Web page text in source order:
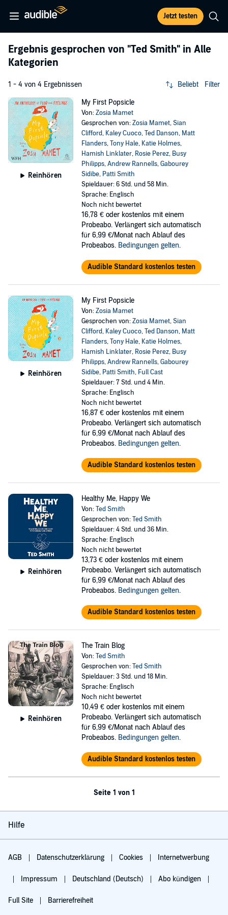
Jetzt testen
Ergebnis gesprochen von "Ted Smith" in Alle
Kategorien
1 - 4 von 4 Ergebnissen Beliebt Filter
Reinhören
My First Popsicle
Von:Zosia Mamet
Gesprochen von:Zosia Mamet,Sian
Clifford, Kaley Cuoco,Ted Danson, Matt
Flanders,Tony Hale, Katie Holmes,
Hamish Linklater, Rosie Perez, Busy
Philipps,Andrew Rannells,Gabourey
Sidibe, Patti Smith
Spieldauer: 6 Std. und 58 Min.
Sprache: Englisch
Noch nicht bewertet
16,78 € oder kostenlos mit einem
Probeabo. Verlängert sich automatisch
für 6,99 €/Monat nach Ablauf des
Probeabos. Bedingungen gelten.
Audible Standard kostenlos testen
Reinhören
My First Popsicle
Von:Zosia Mamet
Gesprochen von:Zosia Mamet,Sian
Clifford, Kaley Cuoco,Ted Danson, Matt
Flanders,Tony Hale, Katie Holmes,
Hamish Linklater, Rosie Perez, Busy
Philipps,Andrew Rannells,Gabourey
Sidibe, Patti Smith, Full Cast
Spieldauer: 7 Std. und 4 Min.
Sprache: Englisch
Noch nicht bewertet
16,87 € oder kostenlos mit einem
Probeabo. Verlängert sich automatisch
für 6,99 €/Monat nach Ablauf des
Probeabos. Bedingungen gelten.
Audible Standard kostenlos testen
Reinhören
Healthy Me, Happy We
Von:Ted Smith
Gesprochen von:Ted Smith
Spieldauer: 4 Std. und 36 Min.
Sprache: Englisch
Noch nicht bewertet
13,73 € oder kostenlos mit einem
Probeabo. Verlängert sich automatisch
für 6,99 €/Monat nach Ablauf des
Probeabos. Bedingungen gelten.
Audible Standard kostenlos testen
Reinhören
The Train Blog
Von:Ted Smith
Gesprochen von:Ted Smith
Spieldauer: 3 Std. und 18 Min.
Sprache: Englisch
Noch nicht bewertet
10,49 € oder kostenlos mit einem
Probeabo. Verlängert sich automatisch
für 6,99 €/Monat nach Ablauf des
Probeabos. Bedingungen gelten.
Audible Standard kostenlos testen
Seite 1 von 1
Hilfe
AGB Datenschutzerklärung Cookies Internetwerbung
Impressum Deutschland (Deutsch) Abo kündigen
Full Site Barrierefreiheit